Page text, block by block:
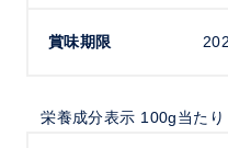
賞味期限
栄養成分表示 100g当たり